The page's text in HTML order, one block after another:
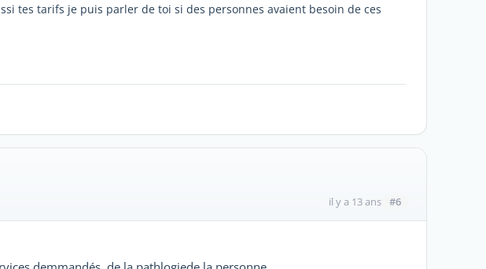
tes tarifs je puis parler de toi si des personnes avaient besoin de ces
il y a 13 ans #6